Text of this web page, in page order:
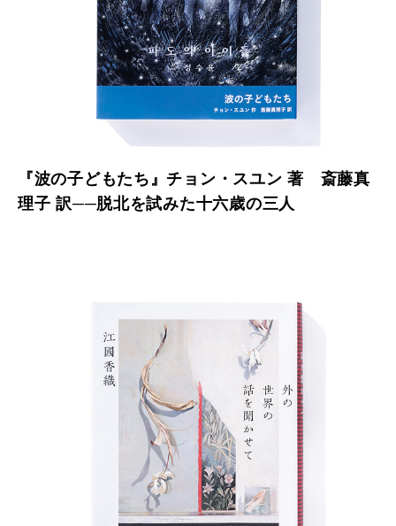
『波の子どもたち』チョン・スユン 著 斎藤真
理子 訳──脱北を試みた十六歳の三人